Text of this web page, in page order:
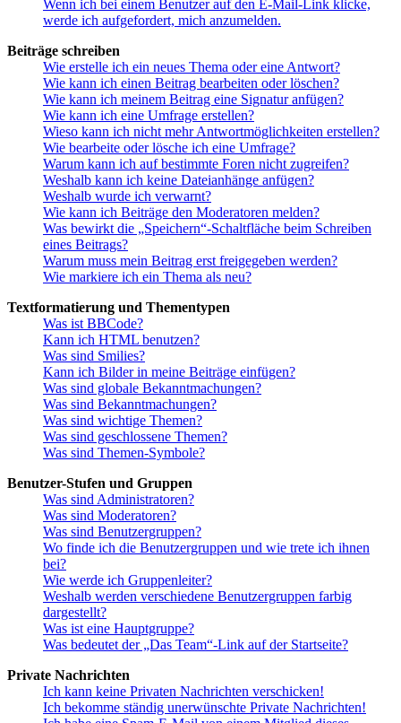
Wenn ich bei einem Benutzer auf den E-Mail-Link klicke,
werde ich aufgefordert, mich anzumelden.
Beiträge schreiben
Wie erstelle ich ein neues Thema oder eine Antwort?
Wie kann ich einen Beitrag bearbeiten oder löschen?
Wie kann ich meinem Beitrag eine Signatur anfügen?
Wie kann ich eine Umfrage erstellen?
Wieso kann ich nicht mehr Antwortmöglichkeiten erstellen?
Wie bearbeite oder lösche ich eine Umfrage?
Warum kann ich auf bestimmte Foren nicht zugreifen?
Weshalb kann ich keine Dateianhänge anfügen?
Weshalb wurde ich verwarnt?
Wie kann ich Beiträge den Moderatoren melden?
Was bewirkt die „Speichern“-Schaltfläche beim Schreiben
eines Beitrags?
Warum muss mein Beitrag erst freigegeben werden?
Wie markiere ich ein Thema als neu?
Textformatierung und Thementypen
Was ist BBCode?
Kann ich HTML benutzen?
Was sind Smilies?
Kann ich Bilder in meine Beiträge einfügen?
Was sind globale Bekanntmachungen?
Was sind Bekanntmachungen?
Was sind wichtige Themen?
Was sind geschlossene Themen?
Was sind Themen-Symbole?
Benutzer-Stufen und Gruppen
Was sind Administratoren?
Was sind Moderatoren?
Was sind Benutzergruppen?
Wo finde ich die Benutzergruppen und wie trete ich ihnen
bei?
Wie werde ich Gruppenleiter?
Weshalb werden verschiedene Benutzergruppen farbig
dargestellt?
Was ist eine Hauptgruppe?
Was bedeutet der „Das Team“-Link auf der Startseite?
Private Nachrichten
Ich kann keine Privaten Nachrichten verschicken!
Ich bekomme ständig unerwünschte Private Nachrichten!